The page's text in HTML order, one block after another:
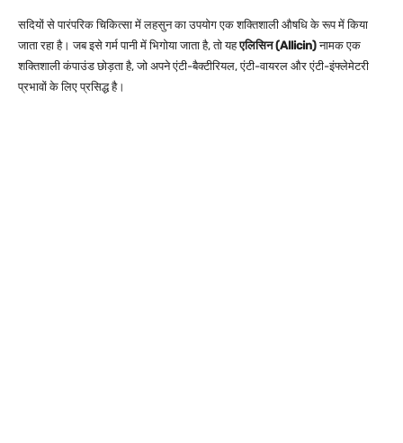
सदियों से पारंपरिक चिकित्सा में लहसुन का उपयोग एक शक्तिशाली औषधि के रूप में किया
जाता रहा है। जब इसे गर्म पानी में भिगोया जाता है, तो यहएलिसिन (Allicin)नामक एक
शक्तिशाली कंपाउंड छोड़ता है, जो अपने एंटी-बैक्टीरियल, एंटी-वायरल और एंटी-इंफ्लेमेटरी
प्रभावों के लिए प्रसिद्ध है।